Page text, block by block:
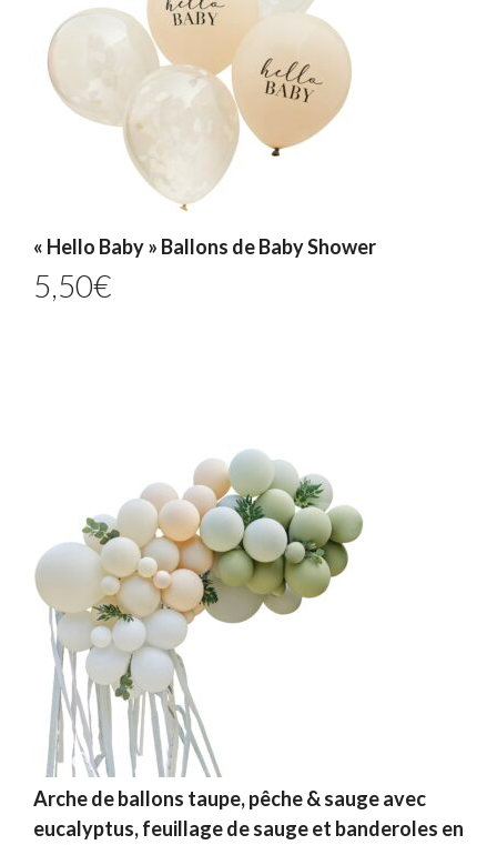
« Hello Baby » Ballons de Baby Shower
5,50€
Arche de ballons taupe, pêche & sauge avec
eucalyptus, feuillage de sauge et banderoles en